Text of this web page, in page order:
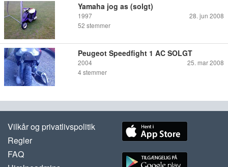
Yamaha jog as (solgt)
1997
28. jun 2008
52 stemmer
Peugeot Speedfight 1 AC SOLGT
2004
25. mar 2008
4 stemmer
Vilkår og privatlivspolitik
Regler
FAQ